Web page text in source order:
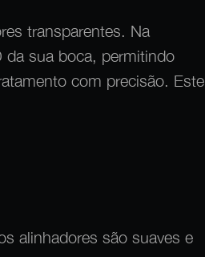
transparentes. Na
da sua boca, permitindo
com precisão. Este
alinhadores são suaves e